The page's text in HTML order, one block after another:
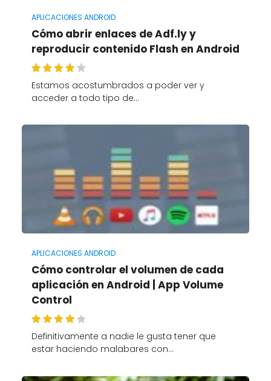
APLICACIONES ANDROID
Cómo abrir enlaces de Adf.ly y
reproducir contenido Flash en Android
Estamos acostumbrados a poder ver y
acceder a todo tipo de…
APLICACIONES ANDROID
Cómo controlar el volumen de cada
aplicación en Android | App Volume
Control
Definitivamente a nadie le gusta tener que
estar haciendo malabares con…